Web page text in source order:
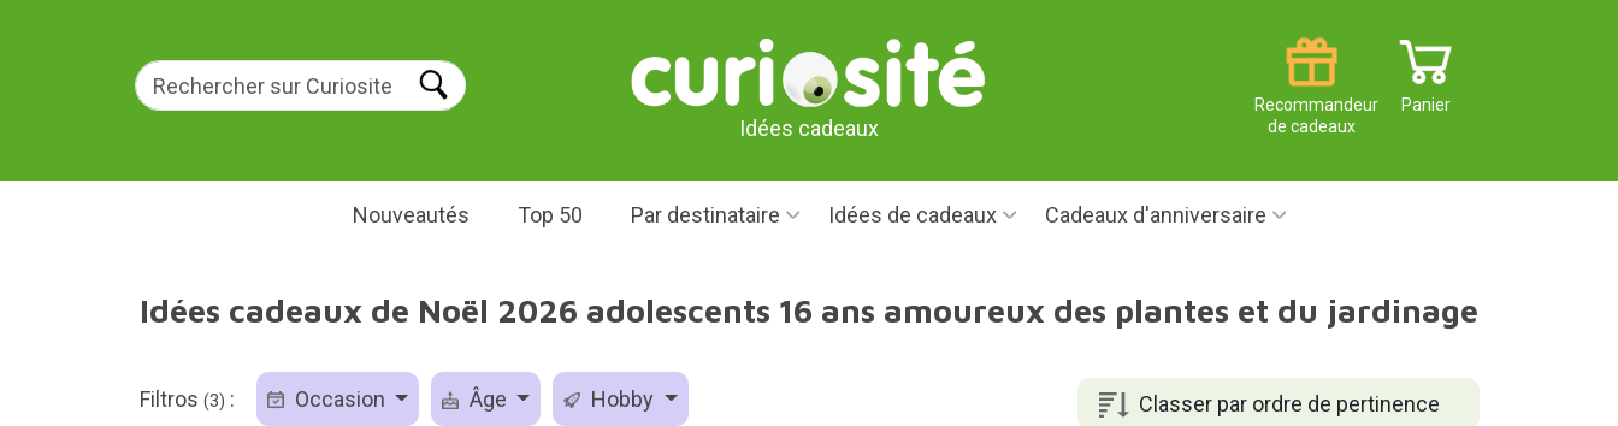
Idées cadeaux
Panier
Recommandeur
de cadeaux
Nouveautés Top 50 Par destinataire Idées de cadeaux Cadeaux d'anniversaire
Idées cadeaux de Noël 2026 adolescents 16 ans amoureux des plantes et du jardinage
Classer par ordre de pertinence
Filtros (3) : Occasion Âge Hobby